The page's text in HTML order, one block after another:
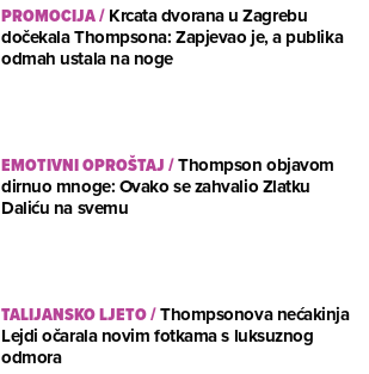
PROMOCIJA/Krcata dvorana u Zagrebu
dočekala Thompsona: Zapjevao je, a publika
odmah ustala na noge
EMOTIVNI OPROŠTAJ/Thompson objavom
dirnuo mnoge: Ovako se zahvalio Zlatku
Daliću na svemu
TALIJANSKO LJETO/Thompsonova nećakinja
Lejdi očarala novim fotkama s luksuznog
odmora